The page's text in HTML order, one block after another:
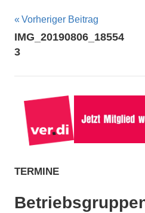
Vorheriger Beitrag
IMG_20190806_18554
3
TERMINE